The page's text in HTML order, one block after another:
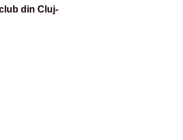
din Cluj-